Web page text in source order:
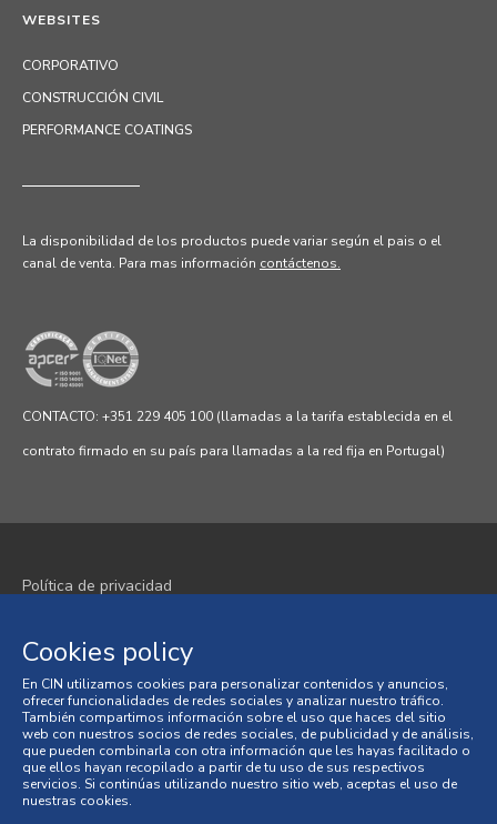
WEBSITES
CORPORATIVO
CONSTRUCCIÓN CIVIL
PERFORMANCE COATINGS
La disponibilidad de los productos puede variar según el pais o el
canal de venta. Para mas información contáctenos.
CONTACTO: +351 229 405 100 (llamadas a la tarifa establecida en el
contrato firmado en su país para llamadas a la red fija en Portugal)
Política de privacidad
Términos y condiciones
Condiciones generales de venta
Litigios en materia de consumo
Libro de Reclamaciones en Línea
Cookies policy
En CIN utilizamos cookies para personalizar contenidos y anuncios,
ofrecer funcionalidades de redes sociales y analizar nuestro tráfico.
También compartimos información sobre el uso que haces del sitio
web con nuestros socios de redes sociales, de publicidad y de análisis,
que pueden combinarla con otra información que les hayas facilitado o
que ellos hayan recopilado a partir de tu uso de sus respectivos
servicios. Si continúas utilizando nuestro sitio web, aceptas el uso de
nuestras cookies.